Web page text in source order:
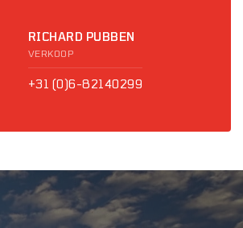
RICHARD PUBBEN
VERKOOP
+31 (0)6-82140299